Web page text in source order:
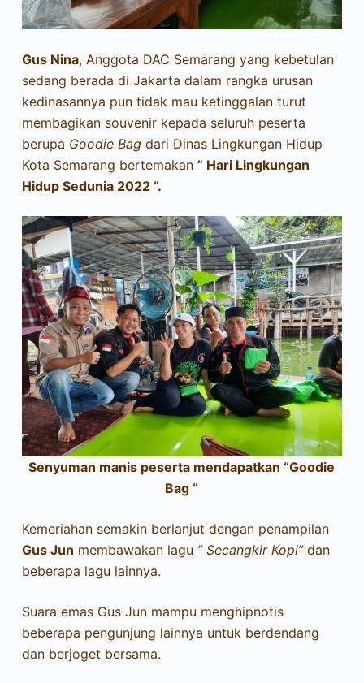
Gus Nina, Anggota DAC Semarang yang kebetulan
sedang berada di Jakarta dalam rangka urusan
kedinasannya pun tidak mau ketinggalan turut
membagikan souvenir kepada seluruh peserta
berupa Goodie Bagdari Dinas Lingkungan Hidup
Kota Semarang bertemakan ” Hari Lingkungan
Hidup Sedunia 2022 “.
Senyuman manis peserta mendapatkan “Goodie
Bag “
Kemeriahan semakin berlanjut dengan penampilan
Gus Jun membawakan lagu ” Secangkir Kopi”dan
beberapa lagu lainnya.
Suara emas Gus Jun mampu menghipnotis
beberapa pengunjung lainnya untuk berdendang
dan berjoget bersama.